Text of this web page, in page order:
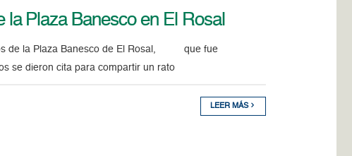
la Plaza Banesco en El Rosal
de la Plaza Banesco de El Rosal, que fue
se dieron cita para compartir un rato
LEER MÁS